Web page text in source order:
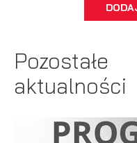
Pozostałe
aktualności